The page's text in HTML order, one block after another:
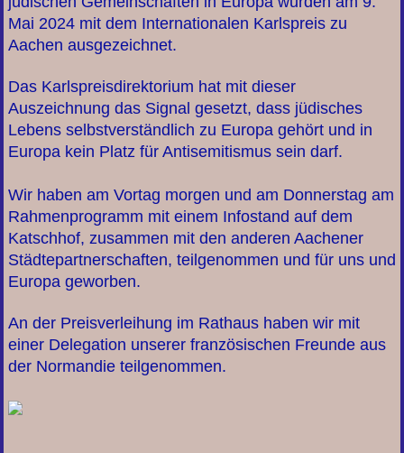
Mai 2024 mit dem Internationalen Karlspreis zu
Aachen ausgezeichnet.
Das Karlspreisdirektorium hat mit dieser
Auszeichnung das Signal gesetzt, dass jüdisches
Lebens selbstverständlich zu Europa gehört und in
Europa kein Platz für Antisemitismus sein darf.
Wir haben am Vortag morgen und am Donnerstag am
Rahmenprogramm mit einem Infostand auf dem
Katschhof, zusammen mit den anderen Aachener
Städtepartnerschaften, teilgenommen und für uns und
Europa geworben.
An der Preisverleihung im Rathaus haben wir mit
einer Delegation unserer französischen Freunde aus
der Normandie teilgenommen.